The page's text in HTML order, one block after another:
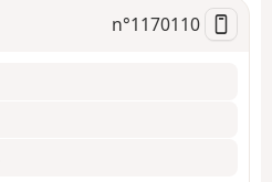
a
t
n°1170110